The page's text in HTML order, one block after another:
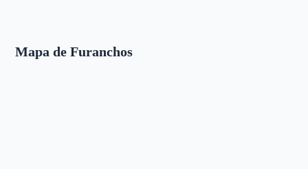
Mapa de Furanchos